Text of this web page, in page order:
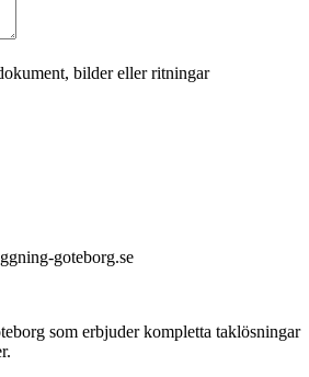
bilder eller ritningar
goteborg.se
som erbjuder kompletta taklösningar